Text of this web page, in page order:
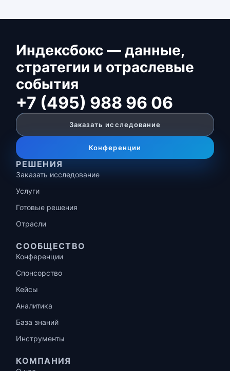
Индексбокс — данные,
стратегии и отраслевые
события
+7 (495) 988 96 06
Заказать исследование
Конференции
РЕШЕНИЯ
Заказать исследование
Услуги
Готовые решения
Отрасли
СООБЩЕСТВО
Конференции
Спонсорство
Кейсы
Аналитика
База знаний
Инструменты
КОМПАНИЯ